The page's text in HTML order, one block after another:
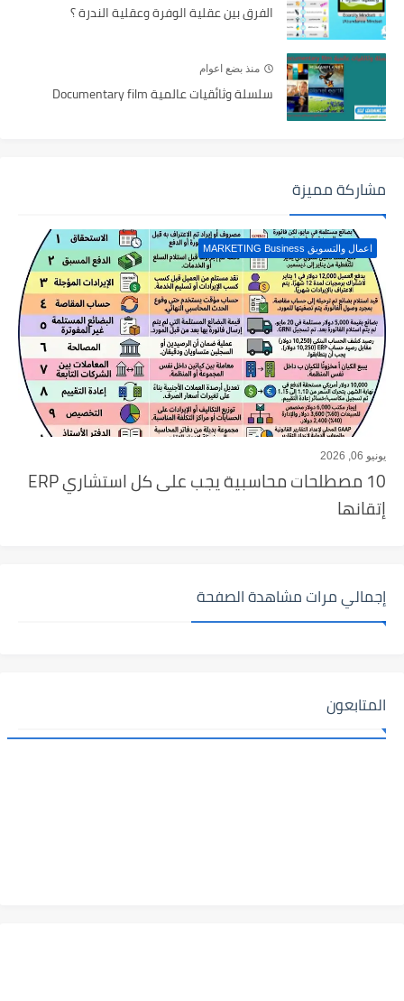
الفرق بين عقلية الوفرة وعقلية الندرة ؟
منذ بضع اعوام
سلسلة وثائقيات عالمية Documentary film
مشاركة مميزة
اعمال والتسويق MARKETING Business
يونيو 06, 2026
10 مصطلحات محاسبية يجب على كل استشاري ERP
إتقانها
إجمالي مرات مشاهدة الصفحة
المتابعون